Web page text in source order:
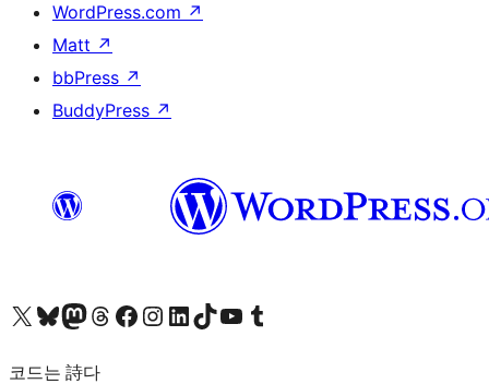
WordPress.com ↗
Matt ↗
bbPress ↗
BuddyPress ↗
X(이전 트위터) 계정 방문하기블루스카이 계정 방문하기마스토돈 계정 방문하기스레드 계정 방문하기 페이스북 페이지 방문하기인스타그램 계정 방문하기 LinkedIn 계정 방문하기틱톡 계정 방문하기유튜브 채널 방문하기 텀블러 계정 방문하기
코드는 詩다